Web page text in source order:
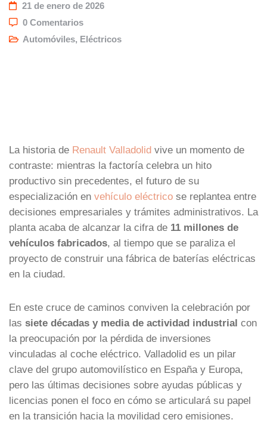
21 de enero de 2026
0 Comentarios
Automóviles, Eléctricos
La historia de Renault Valladolid vive un momento de
contraste: mientras la factoría celebra un hito
productivo sin precedentes, el futuro de su
especialización en vehículo eléctrico se replantea entre
decisiones empresariales y trámites administrativos. La
planta acaba de alcanzar la cifra de 11 millones de
vehículos fabricados, al tiempo que se paraliza el
proyecto de construir una fábrica de baterías eléctricas
en la ciudad.
En este cruce de caminos conviven la celebración por
las siete décadas y media de actividad industrial con
la preocupación por la pérdida de inversiones
vinculadas al coche eléctrico. Valladolid es un pilar
clave del grupo automovilístico en España y Europa,
pero las últimas decisiones sobre ayudas públicas y
licencias ponen el foco en cómo se articulará su papel
en la transición hacia la movilidad cero emisiones.